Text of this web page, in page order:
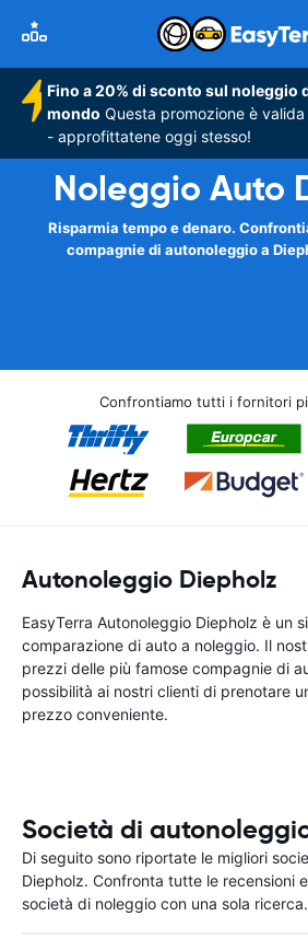
Fino a 20% di sconto sul noleggio
mondo Questa promozione è
- approfittatene oggi stesso!
Noleggio Auto
Risparmia tempo e denaro.
compagnie di autonoleggio a
Confrontiamo tutti i fornitori
Autonoleggio Diepholz
EasyTerra Autonoleggio Diepholz è un
comparazione di auto a noleggio. Il
prezzi delle più famose compagnie di
possibilità ai nostri clienti di prenotare
prezzo conveniente.
Società di
Di seguito sono riportate le migliori
Diepholz. Confronta tutte le recensioni
società di noleggio con una sola ricerca.